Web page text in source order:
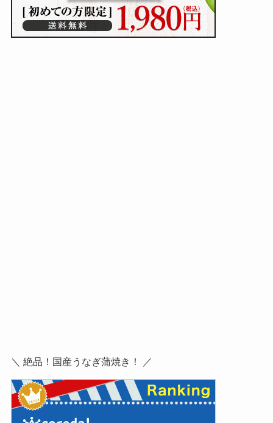
＼ 絶品！国産うなぎ蒲焼き！ ／